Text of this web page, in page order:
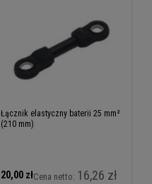
Łącznik elastyczny baterii 25 mm²
(210 mm)
20,00 złCena netto: 16,26 zł